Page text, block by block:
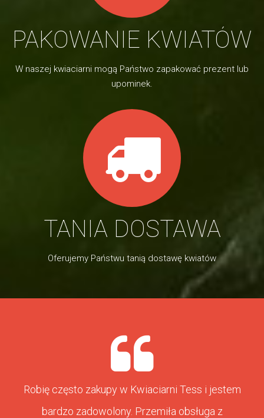
PAKOWANIE KWIATÓW
W naszej kwiaciarni mogą Państwo zapakować prezent lub
upominek.
TANIA DOSTAWA
Oferujemy Państwu tanią dostawę kwiatów
Robię często zakupy w Kwiaciarni Tess i jestem
bardzo zadowolony. Przemiła obsługa z